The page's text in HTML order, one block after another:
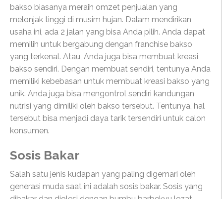
bakso biasanya meraih omzet penjualan yang
melonjak tinggi di musim hujan. Dalam mendirikan
usaha ini, ada 2 jalan yang bisa Anda pilih. Anda dapat
memilih untuk bergabung dengan franchise bakso
yang terkenal. Atau, Anda juga bisa membuat kreasi
bakso sendiri. Dengan membuat sendiri, tentunya Anda
memiliki kebebasan untuk membuat kreasi bakso yang
unik. Anda juga bisa mengontrol sendiri kandungan
nutrisi yang dimiliki oleh bakso tersebut. Tentunya, hal
tersebut bisa menjadi daya tarik tersendiri untuk calon
konsumen.
Sosis Bakar
Salah satu jenis kudapan yang paling digemari oleh
generasi muda saat ini adalah sosis bakar. Sosis yang